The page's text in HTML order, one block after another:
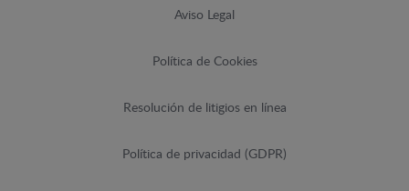
Aviso Legal
Política de Cookies
Resolución de litigios en línea
Política de privacidad (GDPR)